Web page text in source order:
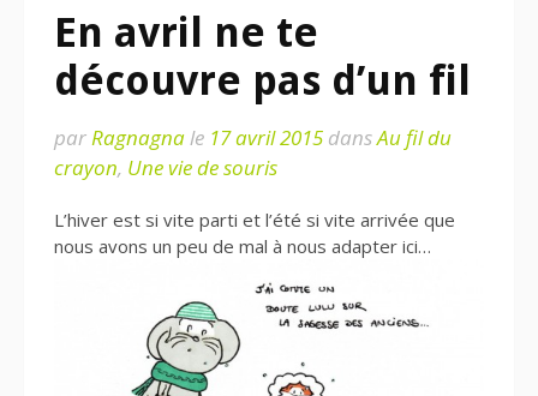
En avril ne te
découvre pas d’un fil
parRagnagnale 17 avril 2015 dansAu fil du
crayon, Une vie de souris
L’hiver est si vite parti et l’été si vite arrivée que
nous avons un peu de mal à nous adapter ici…